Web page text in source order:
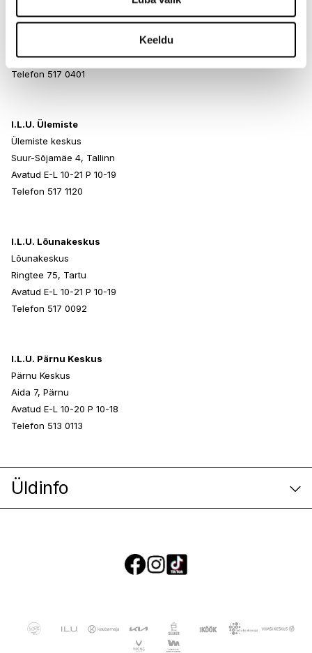
Keeldu
Rocca al Mare Kaubanduskeskus
Avatud E-L 10-21 P 10-19
Telefon 517 0401
I.L.U. Ülemiste
Ülemiste keskus
Suur-Sõjamäe 4, Tallinn
Avatud E-L 10-21 P 10-19
Telefon 517 1120
I.L.U. Lõunakeskus
Lõunakeskus
Ringtee 75, Tartu
Avatud E-L 10-21 P 10-19
Telefon 517 0092
I.L.U. Pärnu Keskus
Pärnu Keskus
Aida 7, Pärnu
Avatud E-L 10-20 P 10-18
Telefon 513 0113
Üldinfo